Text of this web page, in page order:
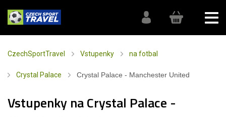
CzechSportTravel Vstupenky na fotbal
Crystal Palace Crystal Palace - Manchester United
Vstupenky na Crystal Palace -